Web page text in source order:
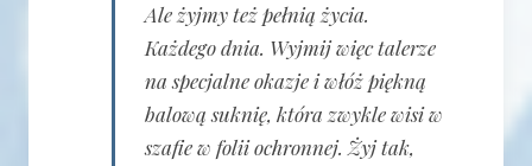
Ale żyjmy też pełnią życia.
Każdego dnia. Wyjmij więc talerze
na specjalne okazje i włóż piękną
balową suknię, która zwykle wisi w
szafie w folii ochronnej. Żyj tak,